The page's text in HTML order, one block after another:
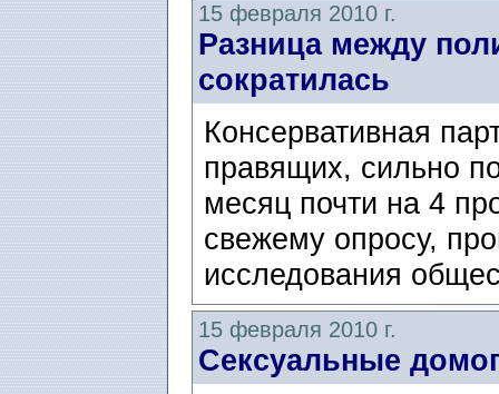
15 февраля 2010 г.
Разница между
сократилась
Консервативная
правящих, сильно
месяц почти на 4
свежему опросу,
исследования
15 февраля 2010 г.
Сексуальные